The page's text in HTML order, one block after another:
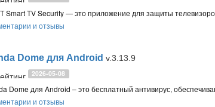
и отзывы
Dome для Android v.3.13.9
2026-05-08
и отзывы